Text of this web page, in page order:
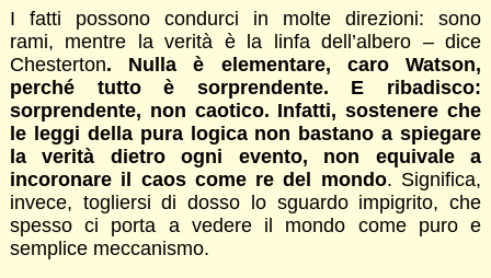
I fatti possono condurci in molte direzioni: sono
rami, mentre la verità è la linfa dell’albero – dice
Chesterton. Nulla è elementare, caro Watson,
perché tutto è sorprendente. E ribadisco:
sorprendente, non caotico. Infatti, sostenere che
le leggi della pura logica non bastano a spiegare
la verità dietro ogni evento, non equivale a
incoronare il caos come re del mondo. Significa,
invece, togliersi di dosso lo sguardo impigrito, che
spesso ci porta a vedere il mondo come puro e
semplice meccanismo.